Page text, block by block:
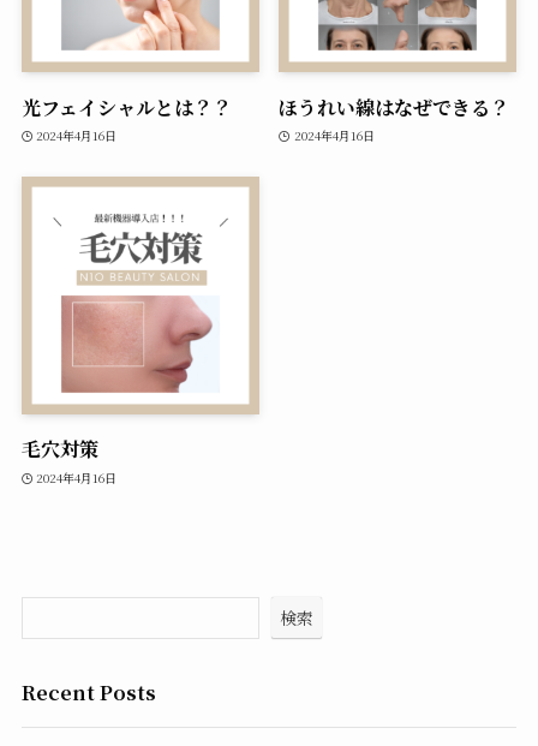
光フェイシャルとは？？
2024年4月16日
ほうれい線はなぜできる？
2024年4月16日
毛穴対策
2024年4月16日
検索
Recent Posts